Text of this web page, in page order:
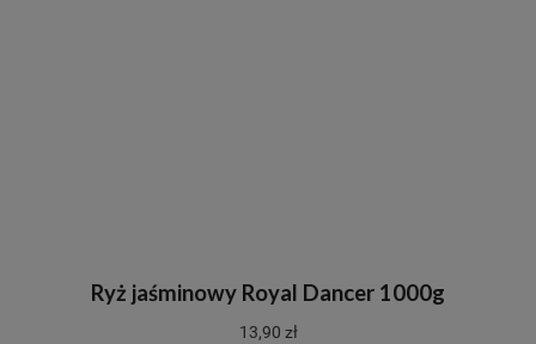
Ryż jaśminowy Royal Dancer 1000g
13,90 zł